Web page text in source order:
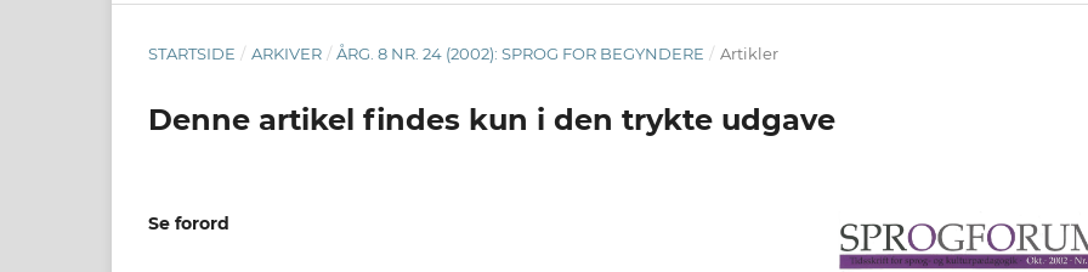
STARTSIDE / ARKIVER / ÅRG. 8 NR. 24 (2002): SPROG FOR BEGYNDERE / Artikler
Denne artikel findes kun i den trykte udgave
Se forord